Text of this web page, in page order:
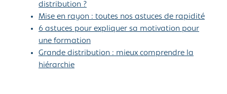
distribution ?
Mise en rayon : toutes nos astuces de rapidité
6 astuces pour expliquer sa motivation pour
une formation
Grande distribution : mieux comprendre la
hiérarchie